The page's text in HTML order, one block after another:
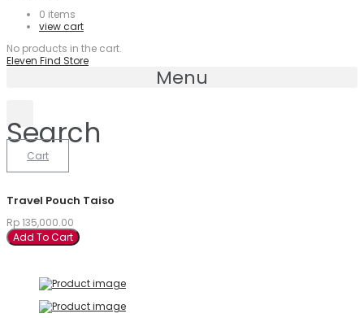
0 items
view cart
No products in the cart.
Eleven Find Store
Menu
Search
Cart
Travel Pouch Taiso
Rp135,000.00
Add To Cart